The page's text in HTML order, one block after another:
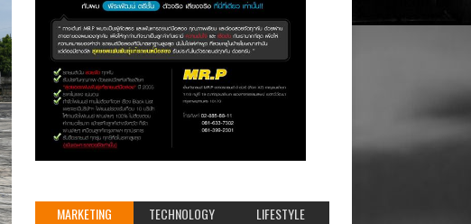
MARKETING TECHNOLOGY LIFESTYLE